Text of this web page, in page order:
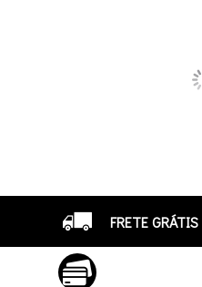
FRETE GRÁTIS